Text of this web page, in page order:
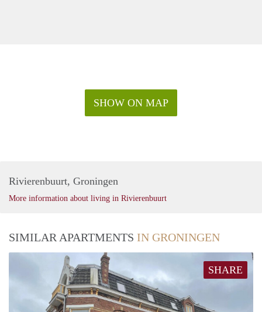
SHOW ON MAP
Rivierenbuurt, Groningen
More information about living in Rivierenbuurt
SIMILAR APARTMENTS IN GRONINGEN
SHARE